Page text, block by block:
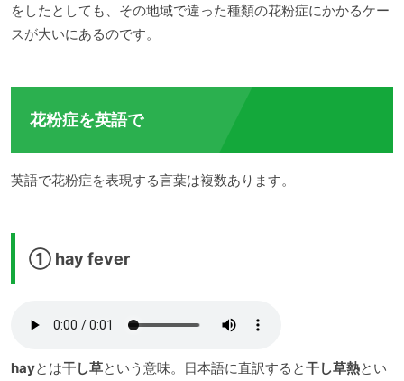
をしたとしても、その地域で違った種類の花粉症にかかるケー
スが大いにあるのです。
花粉症を英語で
英語で花粉症を表現する言葉は複数あります。
① hay fever
hayとは干し草という意味。日本語に直訳すると干し草熱とい